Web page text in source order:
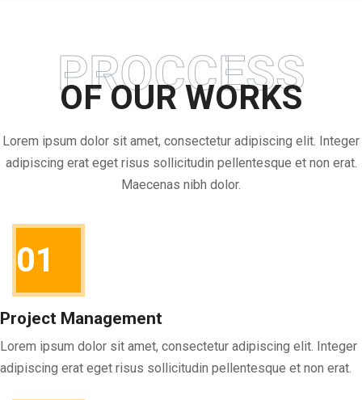
PROCCESS
OF OUR WORKS
Lorem ipsum dolor sit amet, consectetur adipiscing elit. Integer
adipiscing erat eget risus sollicitudin pellentesque et non erat.
Maecenas nibh dolor.
01
Project Management
Lorem ipsum dolor sit amet, consectetur adipiscing elit. Integer
adipiscing erat eget risus sollicitudin pellentesque et non erat.